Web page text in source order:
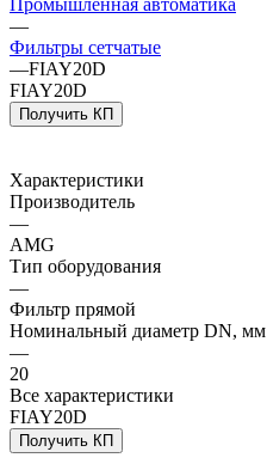
—
Фильтры сетчатые
—FIAY20D
FIAY20D
Получить КП
Характеристики
Производитель
—
AMG
Тип оборудования
—
Фильтр прямой
Номинальный диаметр DN, мм
—
20
Все характеристики
FIAY20D
Получить КП